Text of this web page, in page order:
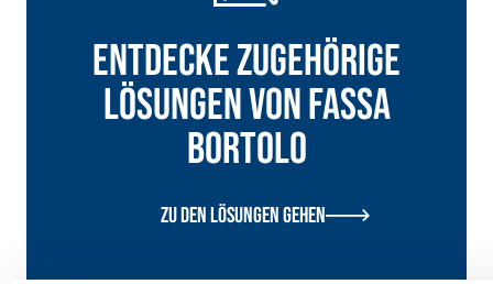
Entdecke zugehörige
Lösungen von Fassa
Bortolo
Zu den Lösungen gehen